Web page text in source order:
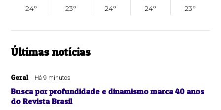
24°
23°
24°
24°
23°
Últimas notícias
Geral Há 9 minutos
Busca por profundidade e dinamismo marca 40 anos
do Revista Brasil